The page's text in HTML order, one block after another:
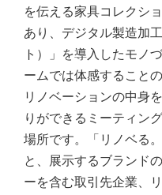
を伝える家具コレクシ
あり、デジタル製造加
ト）」を導入したモノ
ームでは体感すること
リノベーションの中身
りができるミーティン
場所です。「リノベる
と、展示するブランド
ーを含む取引先企業、